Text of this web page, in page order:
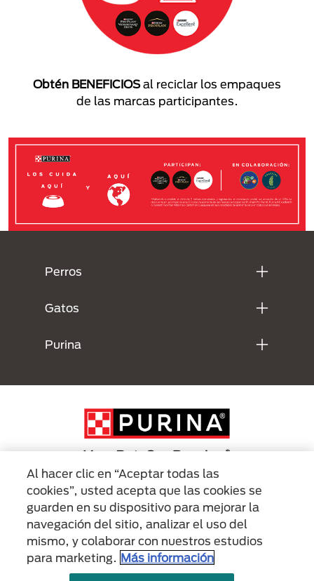
Obtén BENEFICIOSal reciclar los empaques
de las marcas participantes.
Perros
Gatos
Purina
Menu Footer Secundario Purina
All Nestlé Purina trademarks owned by Société des Produits Nestlé S.A.,
Vevey, Switzerland or are used with permission.
Políticas sobre
Al hacer clic en “Aceptar todas las
cookies”, usted acepta que las cookies se
guarden en su dispositivo para mejorar la
navegación del sitio, analizar el uso del
mismo, y colaborar con nuestros estudios
para marketing. Más información